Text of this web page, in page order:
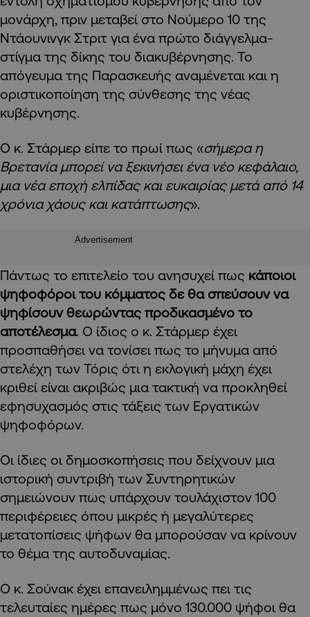
μονάρχη, πριν μεταβεί στο Νούμερο 10 της
Ντάουνινγκ Στριτ για ένα πρώτο διάγγελμα-
στίγμα της δίκης του διακυβέρνησης. Το
απόγευμα της Παρασκευής αναμένεται και η
οριστικοποίηση της σύνθεσης της νέας
κυβέρνησης.
Ο κ. Στάρμερ είπε το πρωί πως «σήμερα η
Βρετανία μπορεί να ξεκινήσει ένα νέο κεφάλαιο,
μια νέα εποχή ελπίδας και ευκαιρίας μετά από 14
χρόνια χάους και κατάπτωσης».
Advertisement
Πάντως το επιτελείο του ανησυχεί πως κάποιοι
ψηφοφόροι του κόμματος δε θα σπεύσουν να
ψηφίσουν θεωρώντας προδικασμένο το
αποτέλεσμα. Ο ίδιος ο κ. Στάρμερ έχει
προσπαθήσει να τονίσει πως το μήνυμα από
στελέχη των Τόρις ότι η εκλογική μάχη έχει
κριθεί είναι ακριβώς μια τακτική να προκληθεί
εφησυχασμός στις τάξεις των Εργατικών
ψηφοφόρων.
Οι ίδιες οι δημοσκοπήσεις που δείχνουν μια
ιστορική συντριβή των Συντηρητικών
σημειώνουν πως υπάρχουν τουλάχιστον 100
περιφέρειες όπου μικρές ή μεγαλύτερες
μετατοπίσεις ψήφων θα μπορούσαν να κρίνουν
το θέμα της αυτοδυναμίας.
Ο κ. Σούνακ έχει επανειλημμένως πει τις
τελευταίες ημέρες πως μόνο 130.000 ψήφοι θα